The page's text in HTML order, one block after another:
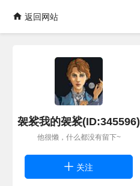
返回网站
袈裟我的袈裟(ID:345596)
他很懒，什么都没有留下~
关注